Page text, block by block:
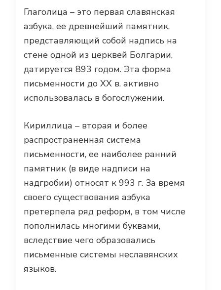
Глаголица – это первая славянская
азбука, ее древнейший памятник,
представляющий собой надпись на
стене одной из церквей Болгарии,
датируется 893 годом. Эта форма
письменности до ХХ в. активно
использовалась в богослужении.
Кириллица – вторая и более
распространенная система
письменности, ее наиболее ранний
памятник (в виде надписи на
надгробии) относят к 993 г. За время
своего существования азбука
претерпела ряд реформ, в том числе
пополнилась многими буквами,
вследствие чего образовались
письменные системы неславянских
языков.